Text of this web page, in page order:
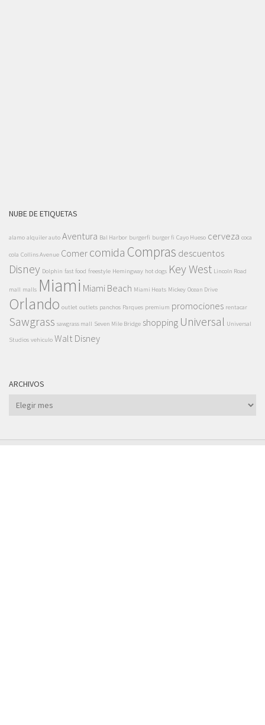
NUBE DE ETIQUETAS
alamo alquiler auto Aventura Bal Harbor burgerfi burger fi Cayo Hueso cerveza coca
cola Collins Avenue Comer comida Compras descuentos
Disney Dolphin fast food freestyle Hemingway hot dogs Key West Lincoln Road
mall malls Miami Miami Beach Miami Heats Mickey Ocean Drive
Orlando outlet outlets panchos Parques premium promociones rentacar
Sawgrass sawgrass mall Seven Mile Bridge shopping Universal Universal
Studios vehiculo Walt Disney
ARCHIVOS
Archivos